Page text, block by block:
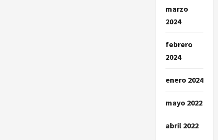
marzo
2024
febrero
2024
enero 2024
mayo 2022
abril 2022